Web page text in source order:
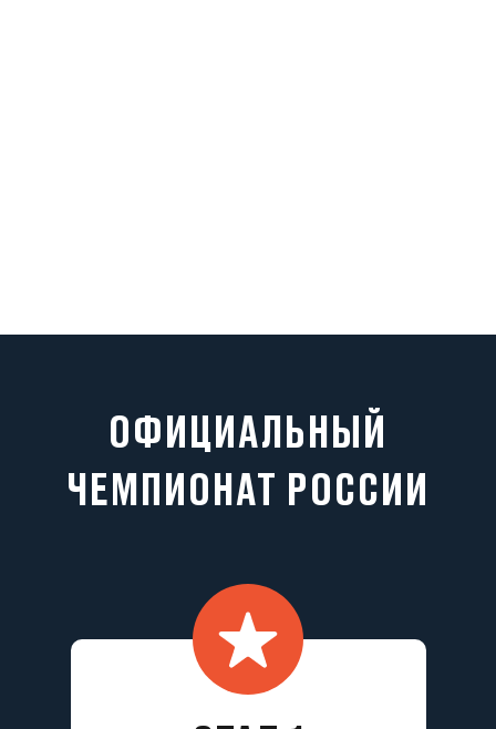
ОФИЦИАЛЬНЫЙ
ЧЕМПИОНАТ РОССИИ